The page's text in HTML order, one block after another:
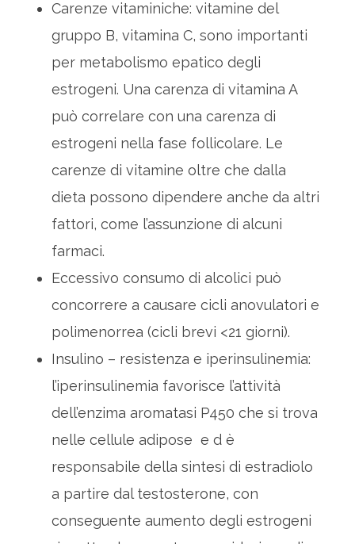
Carenze vitaminiche: vitamine del
gruppo B, vitamina C, sono importanti
per metabolismo epatico degli
estrogeni. Una carenza di vitamina A
può correlare con una carenza di
estrogeni nella fase follicolare. Le
carenze di vitamine oltre che dalla
dieta possono dipendere anche da altri
fattori, come l’assunzione di alcuni
farmaci.
Eccessivo consumo di alcolici può
concorrere a causare cicli anovulatori e
polimenorrea (cicli brevi <21 giorni).
Insulino – resistenza e iperinsulinemia:
l’iperinsulinemia favorisce l’attività
dell’enzima aromatasi P450 che si trova
nelle cellule adipose e d è
responsabile della sintesi di estradiolo
a partire dal testosterone, con
conseguente aumento degli estrogeni